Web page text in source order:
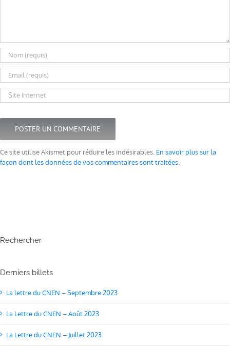
Ce site utilise Akismet pour réduire les indésirables. En savoir plus sur la
façon dont les données de vos commentaires sont traitées
Rechercher
Derniers billets
La lettre du CNEN – Septembre 2023
La Lettre du CNEN – Août 2023
La Lettre du CNEN – Juillet 2023